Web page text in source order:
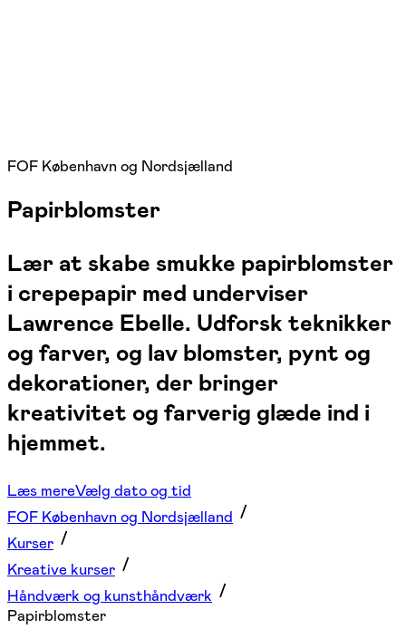
FOF København og Nordsjælland
Papirblomster
Lær at skabe smukke papirblomster
i crepepapir med underviser
Lawrence Ebelle. Udforsk teknikker
og farver, og lav blomster, pynt og
dekorationer, der bringer
kreativitet og farverig glæde ind i
hjemmet.
Læs mereVælg dato og tid
FOF København og Nordsjælland
Kurser
Kreative kurser
Håndværk og kunsthåndværk
Papirblomster